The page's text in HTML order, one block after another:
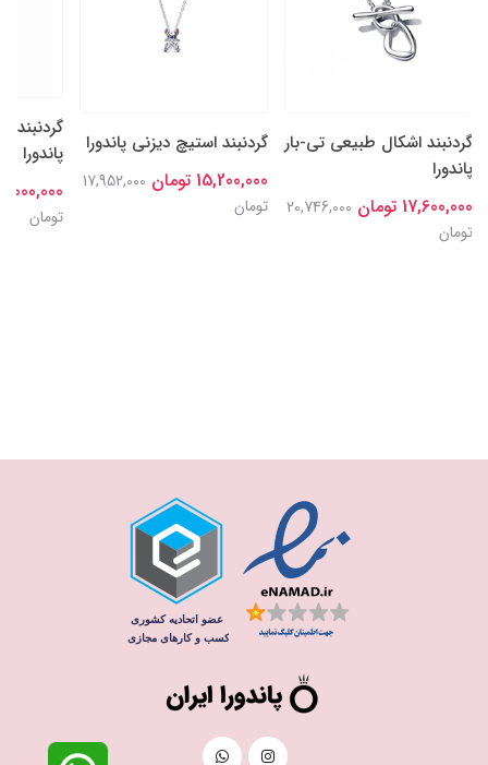
گردنبند اشکال طبیعی تی-بار
پاندورا
17,600,000 تومان
20,746,000
تومان
گردنبند استیچ دیزنی پاندورا
15,200,000 تومان
17,952,000
تومان
گردنبند
پاندورا
13,000,000
تومان